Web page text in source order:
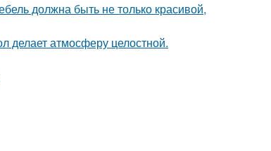
должна быть не только красивой,
делает атмосферу целостной.